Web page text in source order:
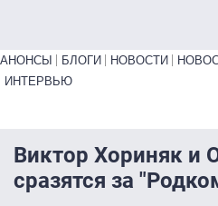
Primary links bottom
АНОНСЫ БЛОГИ НОВОСТИ
ИНТЕРВЬЮ
Виктор Хориняк и
сразятся за